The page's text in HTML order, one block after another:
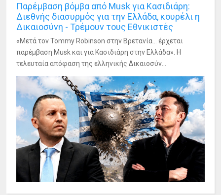
Παρέμβαση βόμβα από Musk για Κασιδιάρη:
Διεθνής διασυρμός για την Ελλάδα, κουρέλι η
Δικαιοσύνη - Τρέμουν τους Εθνικιστές
«Μετά τον Tommy Robinson στην Βρετανία... έρχεται
παρέμβαση Musk και για Κασιδιάρη στην Ελλάδα». Η
τελευταία απόφαση της ελληνικής Δικαιοσύν...